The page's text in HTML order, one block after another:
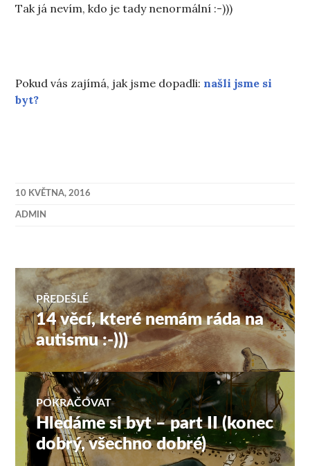
Tak já nevím, kdo je tady nenormální :-)))
Pokud vás zajímá, jak jsme dopadli: našli jsme si
byt?
10 KVĚTNA, 2016
ADMIN
Navigace
pro
příspěvek
PŘEDEŠLÉ
Předchozí
příspěvek:
14 věcí, které nemám ráda na
autismu :-)))
POKRAČOVAT
Následující
příspěvek:
Hledáme si byt – part II (konec
dobrý, všechno dobré)